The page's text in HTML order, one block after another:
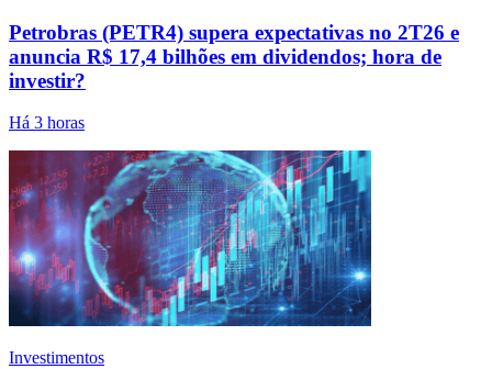
Petrobras (PETR4) supera expectativas no 2T26 e
anuncia R$ 17,4 bilhões em dividendos; hora de
investir?
Há 3 horas
Investimentos